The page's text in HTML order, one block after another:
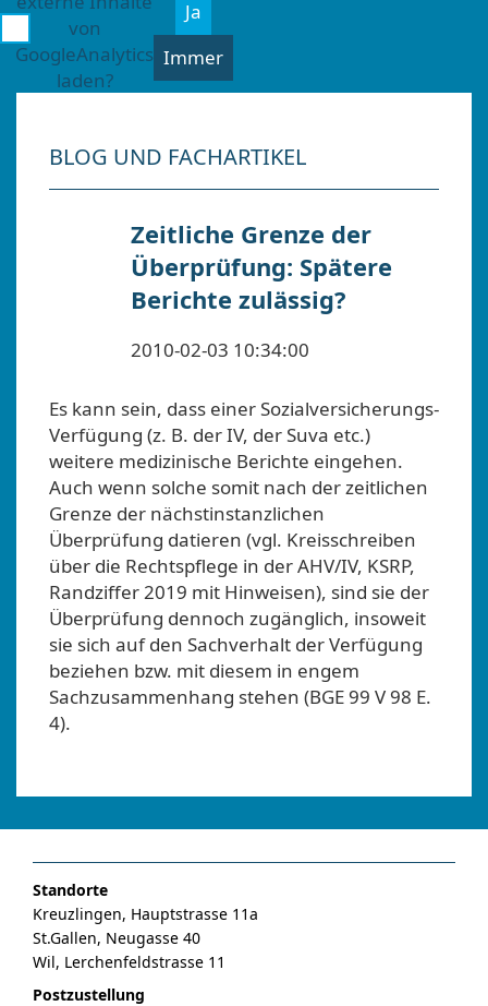
von
GoogleAnalytics
laden?
Ja
Immer
BLOG UND FACHARTIKEL
Zeitliche Grenze der
Überprüfung: Spätere
Berichte zulässig?
2010-02-03 10:34:00
Es kann sein, dass einer Sozialversicherungs-
Verfügung (z. B. der IV, der Suva etc.)
weitere medizinische Berichte eingehen.
Auch wenn solche somit nach der zeitlichen
Grenze der nächstinstanzlichen
Überprüfung datieren (vgl. Kreisschreiben
über die Rechtspflege in der AHV/IV, KSRP,
Randziffer 2019 mit Hinweisen), sind sie der
Überprüfung dennoch zugänglich, insoweit
sie sich auf den Sachverhalt der Verfügung
beziehen bzw. mit diesem in engem
Sachzusammenhang stehen (BGE 99 V 98 E.
4).
Standorte
Kreuzlingen, Hauptstrasse 11a
St.Gallen, Neugasse 40
Wil, Lerchenfeldstrasse 11
Postzustellung